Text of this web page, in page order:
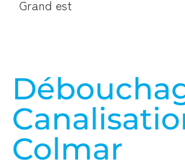
Colmar